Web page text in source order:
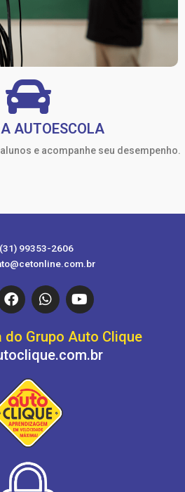
AUTOESCOLA
e acompanhe seu desempenho.
(31) 99353-2606
F
a
e
o
k
W
h
t
s
a
p
Y
o
t
b
do Grupo Auto Clique